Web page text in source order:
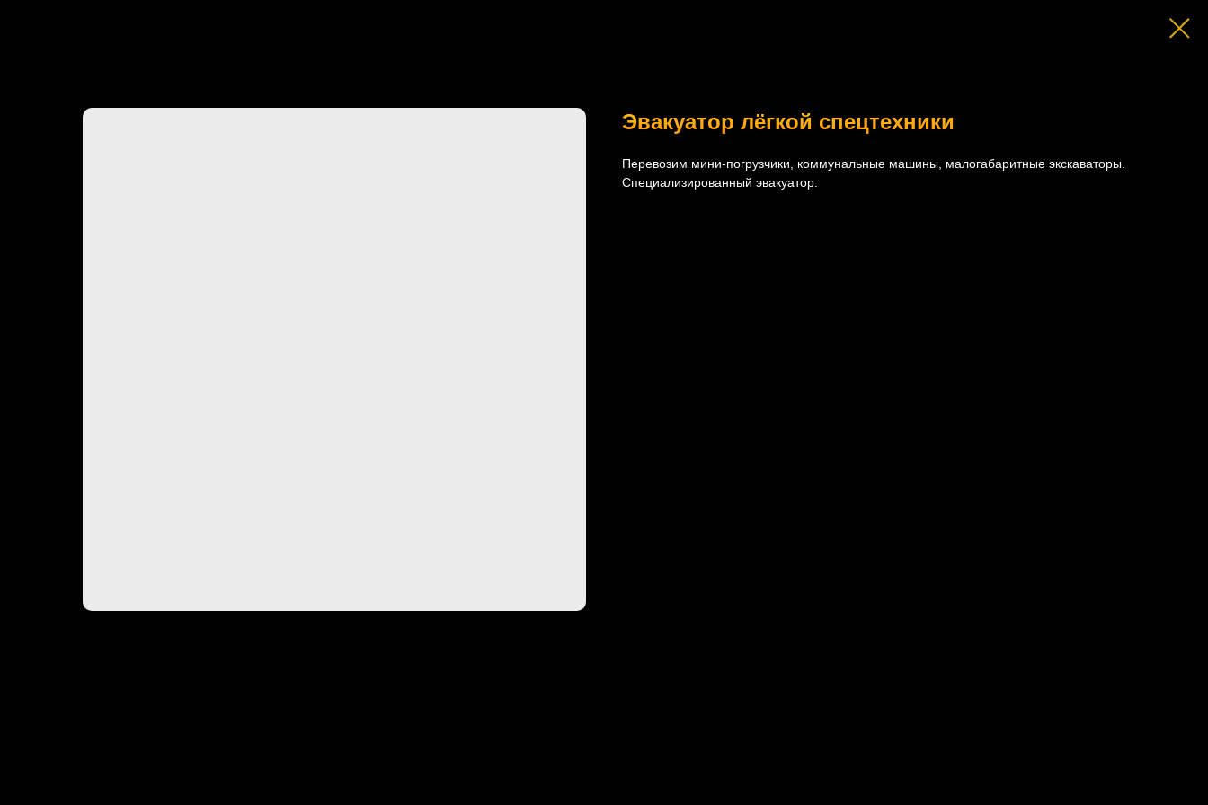
Эвакуатор лёгкой спецтехники
Перевозим мини‑погрузчики, коммунальные машины, малогабаритные экскаваторы.
Специализированный эвакуатор.